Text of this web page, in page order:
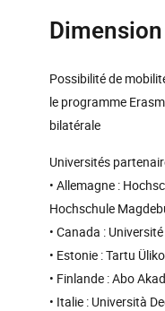
Possibilité de
le programme
bilatérale
Universités
• Allemagne :
Hochschule
• Canada :
• Estonie : Tartu
• Finlande : Abo
• Italie : Università